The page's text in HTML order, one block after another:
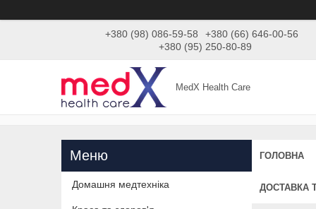
+380 (98) 086-59-58
+380 (66) 646-00-56
+380 (95) 250-80-89
MedX Health Care
ГОЛОВНА
ДОСТАВКА
Домашня медтехніка